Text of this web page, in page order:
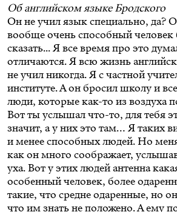
Об английском языке Бродского
Он не учил язык специально, да?
вообще очень способный
сказать... Я все время про это
отличаются. Я всю жизнь
не учил никогда. Я с частной
институте. А он бросил школу и
люди, которые как-то из воздуха
Вот ты услышал что-то, для тебя
значит, а у них это там… Я таких
и менее способных людей. Но
как он много соображает,
уха. Вот у этих людей антенна
особенный человек, более
такие, что средне одаренные, но
что им знать не положено. А ему